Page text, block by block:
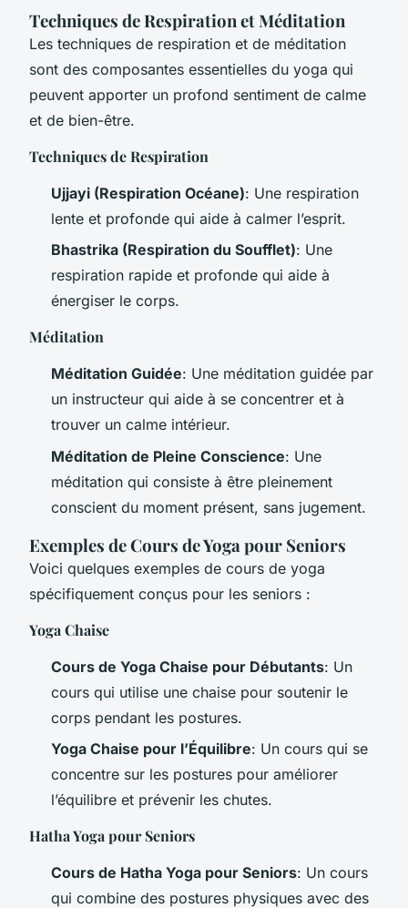
Techniques de Respiration et Méditation
Les techniques de respiration et de méditation
sont des composantes essentielles du yoga qui
peuvent apporter un profond sentiment de calme
et de bien-être.
Techniques de Respiration
Ujjayi (Respiration Océane): Une respiration
lente et profonde qui aide à calmer l’esprit.
Bhastrika (Respiration du Soufflet): Une
respiration rapide et profonde qui aide à
énergiser le corps.
Méditation
Méditation Guidée: Une méditation guidée par
un instructeur qui aide à se concentrer et à
trouver un calme intérieur.
Méditation de Pleine Conscience: Une
méditation qui consiste à être pleinement
conscient du moment présent, sans jugement.
Exemples de Cours de Yoga pour Seniors
Voici quelques exemples de cours de yoga
spécifiquement conçus pour les seniors :
Yoga Chaise
Cours de Yoga Chaise pour Débutants: Un
cours qui utilise une chaise pour soutenir le
corps pendant les postures.
Yoga Chaise pour l’Équilibre: Un cours qui se
concentre sur les postures pour améliorer
l’équilibre et prévenir les chutes.
Hatha Yoga pour Seniors
Cours de Hatha Yoga pour Seniors: Un cours
qui combine des postures physiques avec des